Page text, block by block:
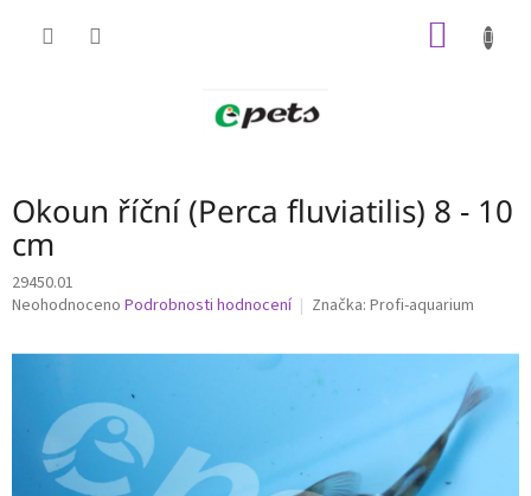
Okoun říční (Perca fluviatilis) 8 - 10
cm
29450.01
Průměrné
produktu
hvězdiček.
Neohodnoceno Podrobnosti hodnocení Značka: Profi-aquarium